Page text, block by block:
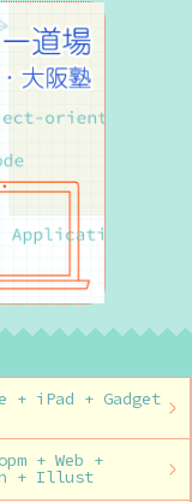
+ iPad + Gadget
+ Web +
+ Illust